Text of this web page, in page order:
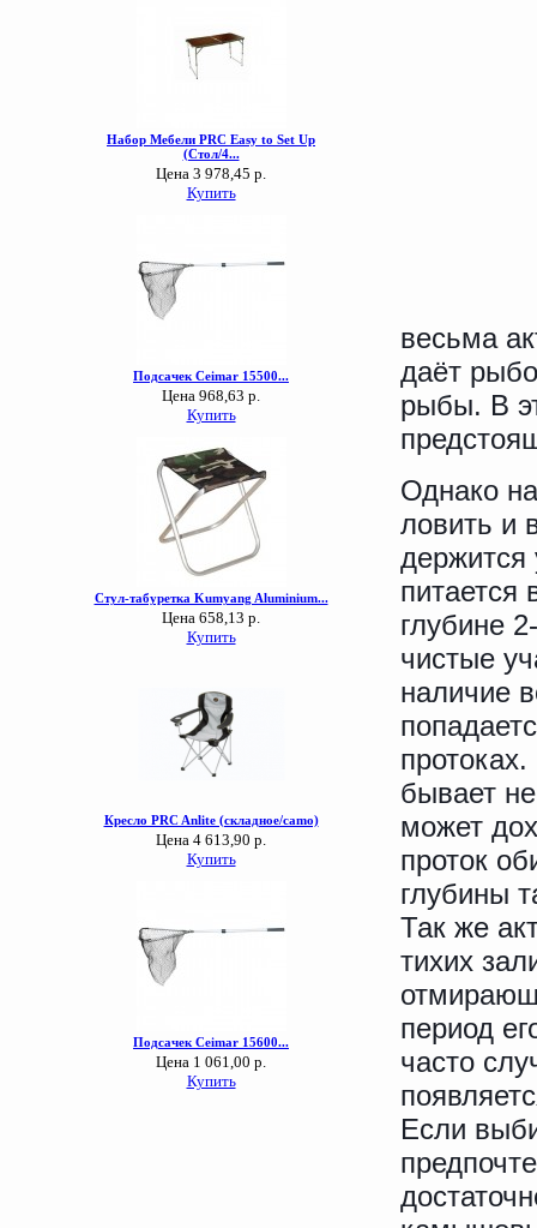
весьма
даёт
рыбы. В
Однако
ловить и
держится
питается
глубине
чистые
наличие
бывает
может
проток
глубины
Так же
тихих
период
часто
Если